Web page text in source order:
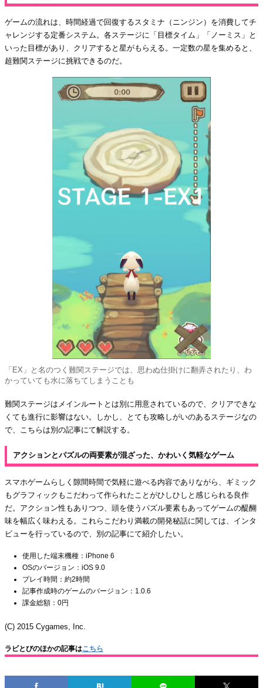
ゲームの流れは、時間経過で回復するスタミナ（ニンジン）を消費してチ
ャレンジする定番システム。各ステージに「目標タイム」「ノーミス」と
いった目標があり、クリアすると星がもらえる。一定数の星を集めると、
超難関ステージに挑戦できるのだ。
「EX」と名のつく難関ステージでは、思わぬ仕掛けに翻弄されたり、わ
かっていても水に落ちてしまうことも
難関ステージはメインルートとは別に用意されているので、クリアできな
くても進行に影響はない。しかし、とても攻略しがいのあるステージなの
で、こちらは別の記事にて解説する。
アクションとパズルの両要素が混ざった、かわいく気軽なゲーム
スマホゲームらしく隙間時間で気軽に遊べる内容でありながら、ギミック
もグラフィックもこだわって作られたことがひしひしと感じられる良作
だ。アクション性もありつつ、頭を使うパズル要素もあってゲームの醍醐
味を幅広く味わえる。これらこだわり満載の開発秘話に関しては、インタ
ビューを行っているので、別の記事にて紹介したい。
使用した端末機種：iPhone 6
OSのバージョン：iOS 9.0
プレイ時間：約2時間
記事作成時のゲームのバージョン：1.0.6
課金総額：0円
(C) 2015 Cygames, Inc.
ラビとびのほかの記事はこちら